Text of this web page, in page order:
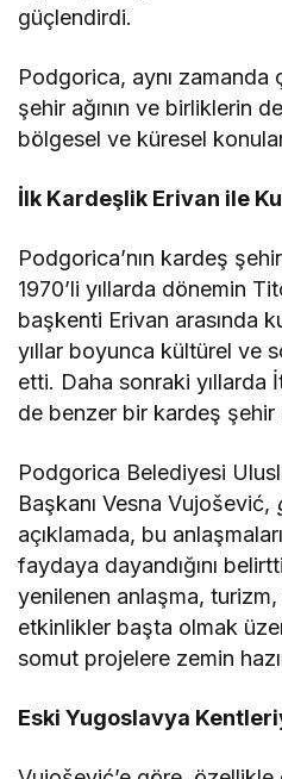
güçlendirdi.
Podgorica, aynı zamanda
şehir ağının ve birliklerin
bölgesel ve küresel
İlk Kardeşlik Erivan ile
Podgorica’nın kardeş
1970’li yıllarda dönemin
başkenti Erivan arasında
yıllar boyunca kültürel ve
etti. Daha sonraki yıllarda
de benzer bir kardeş şehir
Podgorica Belediyesi
Başkanı Vesna Vujošević,
açıklamada, bu
faydaya dayandığını
yenilenen anlaşma,
etkinlikler başta olmak
somut projelere zemin
Eski Yugoslavya